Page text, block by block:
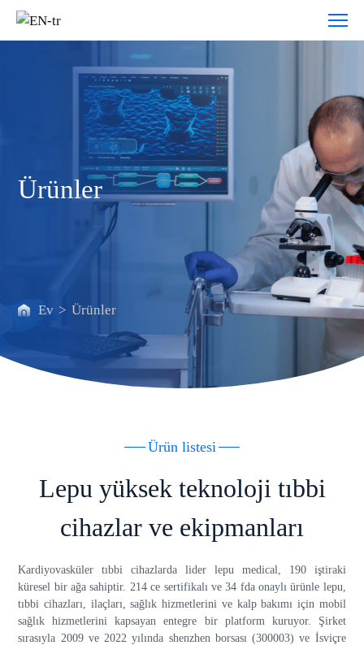
Ürünler
Ürünler
Ev > Ürünler
Ürün listesi
Lepu yüksek teknoloji tıbbi
cihazlar ve ekipmanları
Kardiyovasküler tıbbi cihazlarda lider lepu medical, 190 iştiraki
küresel bir ağa sahiptir. 214 ce sertifikalı ve 34 fda onaylı ürünle lepu,
tıbbi cihazları, ilaçları, sağlık hizmetlerini ve kalp bakımı için mobil
sağlık hizmetlerini kapsayan entegre bir platform kuruyor. Şirket
sırasıyla 2009 ve 2022 yılında shenzhen borsası (300003) ve İsviçre